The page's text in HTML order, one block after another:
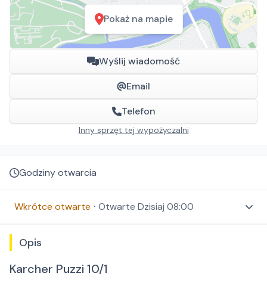
Pokaż na mapie
Wyślij wiadomość
Email
Telefon
Inny sprzęt tej wypożyczalni
Godziny otwarcia
Wkrótce otwarte ⋅ Otwarte Dzisiaj 08:00
Opis
Karcher Puzzi 10/1